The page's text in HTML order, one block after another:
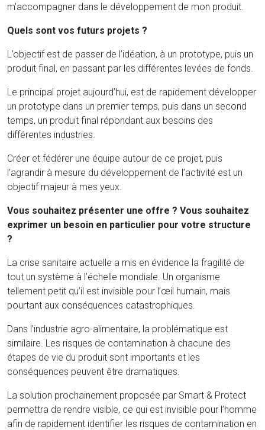
m’accompagner dans le développement de mon produit.
Quels sont vos futurs projets ?
L’objectif est de passer de l’idéation, à un prototype, puis un
produit final, en passant par les différentes levées de fonds.
Le principal projet aujourd’hui, est de rapidement développer
un prototype dans un premier temps, puis dans un second
temps, un produit final répondant aux besoins des
différentes industries.
Créer et fédérer une équipe autour de ce projet, puis
l’agrandir à mesure du développement de l’activité est un
objectif majeur à mes yeux.
Vous souhaitez présenter une offre ? Vous souhaitez
exprimer un besoin en particulier pour votre structure
?
La crise sanitaire actuelle a mis en évidence la fragilité de
tout un système à l’échelle mondiale. Un organisme
tellement petit qu’il est invisible pour l’œil humain, mais
pourtant aux conséquences catastrophiques.
Dans l’industrie agro-alimentaire, la problématique est
similaire. Les risques de contamination à chacune des
étapes de vie du produit sont importants et les
conséquences peuvent être dramatiques.
La solution prochainement proposée par Smart & Protect
permettra de rendre visible, ce qui est invisible pour l’homme
afin de rapidement identifier les risques de contamination en